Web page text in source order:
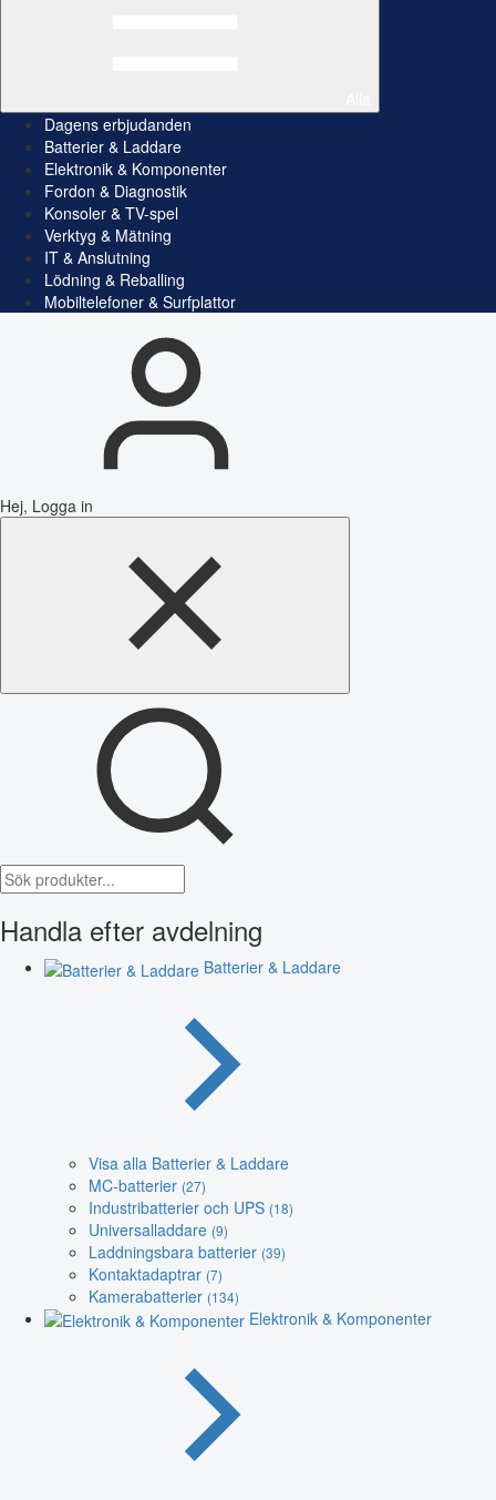
Dagens erbjudanden
Batterier & Laddare
Elektronik & Komponenter
Fordon & Diagnostik
Konsoler & TV-spel
Verktyg & Mätning
IT & Anslutning
Lödning & Reballing
Mobiltelefoner & Surfplattor
Hej, Logga in
Handla efter avdelning
Batterier & Laddare
Visa alla Batterier & Laddare
MC-batterier (27)
Industribatterier och UPS (18)
Universalladdare (9)
Laddningsbara batterier (39)
Kontaktadaptrar (7)
Kamerabatterier (134)
Elektronik & Komponenter